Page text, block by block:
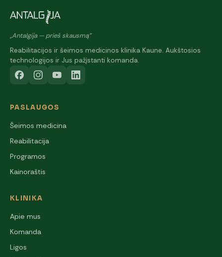
„Antalgija — prieš skausmą"
Reabilitacijos ir šeimos medicinos klinika Kaune. Aukštosios
technologijos ir Jus pažįstanti komanda.
PASLAUGOS
Šeimos medicina
Reabilitacija
Programos
Kainoraštis
KLINIKA
Apie mus
Komanda
Ligos